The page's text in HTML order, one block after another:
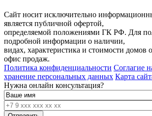
Сайт носит исключительно
является публичной офертой,
определяемой положениями ГК РФ. Для
подробной информации о наличии,
видах, характеристика и стоимости домов
офис продаж.
Политика конфиденциальности Соглагие
хранение персональных данных Карта
Нужна онлайн консультация?